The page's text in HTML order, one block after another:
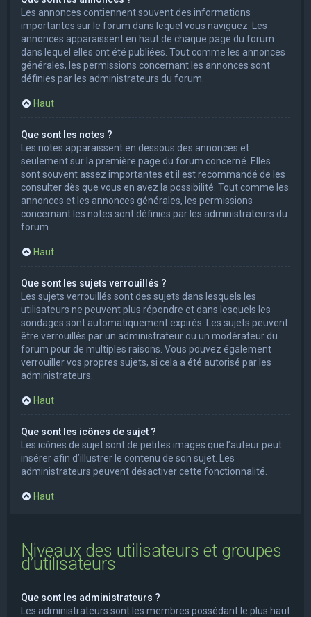
Les annonces contiennent souvent des informations
importantes sur le forum dans lequel vous naviguez. Les
annonces apparaissent en haut de chaque page du forum
dans lequel elles ont été publiées. Tout comme les annonces
générales, les permissions concernant les annonces sont
définies par les administrateurs du forum.
Haut
Que sont les notes ?
Les notes apparaissent en dessous des annonces et
seulement sur la première page du forum concerné. Elles
sont souvent assez importantes et il est recommandé de les
consulter dès que vous en avez la possibilité. Tout comme les
annonces et les annonces générales, les permissions
concernant les notes sont définies par les administrateurs du
forum.
Haut
Que sont les sujets verrouillés ?
Les sujets verrouillés sont des sujets dans lesquels les
utilisateurs ne peuvent plus répondre et dans lesquels les
sondages sont automatiquement expirés. Les sujets peuvent
être verrouillés par un administrateur ou un modérateur du
forum pour de multiples raisons. Vous pouvez également
verrouiller vos propres sujets, si cela a été autorisé par les
administrateurs.
Haut
Que sont les icônes de sujet ?
Les icônes de sujet sont de petites images que l’auteur peut
insérer afin d’illustrer le contenu de son sujet. Les
administrateurs peuvent désactiver cette fonctionnalité.
Haut
Niveaux des utilisateurs et groupes
d’utilisateurs
Que sont les administrateurs ?
Les administrateurs sont les membres possédant le plus haut